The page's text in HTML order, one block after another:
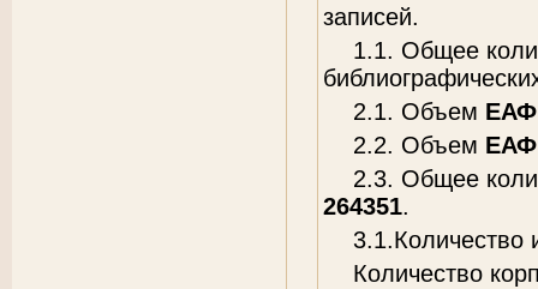
записей.
1.1. Общее
2.1. Объем
2.2. Объем
2.3. Общее
264351.
3.1.Количество
Количество